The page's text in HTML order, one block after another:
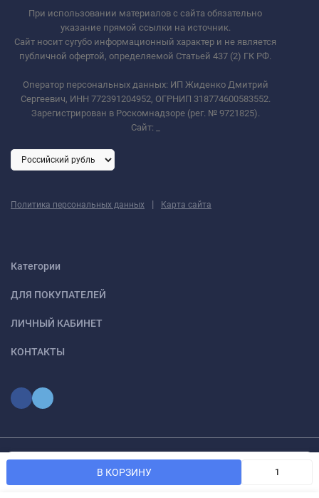
В КОРЗИНУ
При использовании материалов с сайта обязательно
указание прямой ссылки на источник.
Сайт носит сугубо информационный характер и не является
публичной офертой, определяемой Статьей 437 (2) ГК РФ.
Оператор персональных данных: ИП Жиденко Дмитрий
Сергеевич, ИНН 772391204952, ОГРНИП 318774600583552.
Зарегистрирован в Роскомнадзоре (рег. № 9721825).
Сайт:
Политика персональных данных | Карта сайта
Категории
ДЛЯ ПОКУПАТЕЛЕЙ
ЛИЧНЫЙ КАБИНЕТ
КОНТАКТЫ